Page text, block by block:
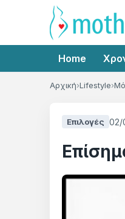
Home
Αρχική Lifestyle
Επιλογές 02/